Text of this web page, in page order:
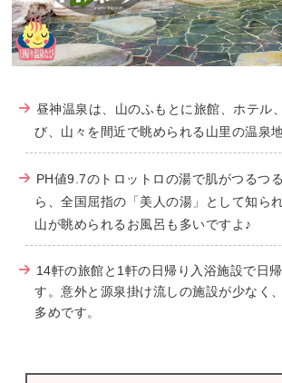
昼神温泉は、山のふもとに旅館、ホテル
び、山々を間近で眺められる山里の温泉地
PH値9.7のトロットロの湯で肌がつるつ
ら、全国屈指の「美人の湯」として知ら
山が眺められるお風呂も多いですよ♪
14軒の旅館と1軒の日帰り入浴施設で日
す。意外と源泉掛け流しの施設が少なく
多めです。